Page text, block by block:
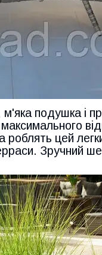
подушка і
цей
Зручний